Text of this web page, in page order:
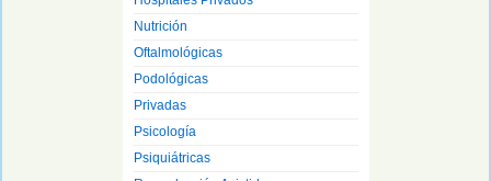
Nutrición
Oftalmológicas
Podológicas
Privadas
Psicología
Psiquiátricas